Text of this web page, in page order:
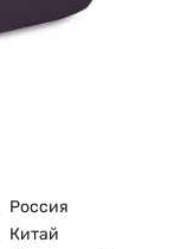
Россия
Китай